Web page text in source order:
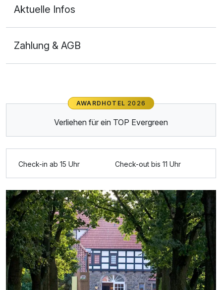
TICKET | Varus Therme 20,00 €
Zusatznächte
Doppelzimmer Standard
2 Erwachsene
Aktuelle Infos
Zahlung & AGB
AWARDHOTEL 2026
Verliehen für ein TOP Evergreen
Check-in ab 15 Uhr Check-out bis 11 Uhr